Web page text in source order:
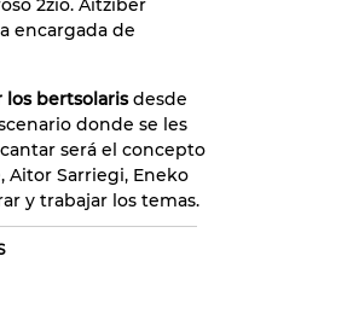
2zio. Aitziber
encargada de
los bertsolarisdesde
donde se les
será el concepto
Aitor Sarriegi, Eneko
y trabajar los temas.